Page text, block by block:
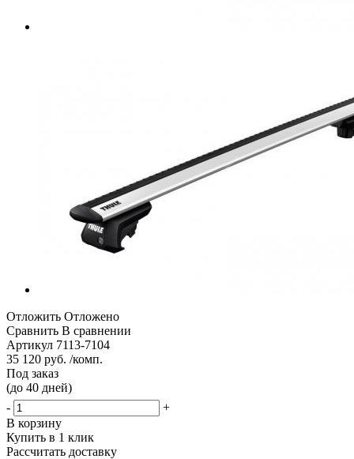
Отложить Отложено
Сравнить В сравнении
Артикул 7113-7104
35 120 руб. /комп.
Под заказ
(до 40 дней)
-
+
В корзину
Купить в 1 клик
Рассчитать доставку